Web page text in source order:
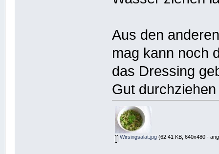
Aus den
mag kann noch
das Dressing
Gut
Wirsingsalat.jpg(62.41 KB, 640x480 -